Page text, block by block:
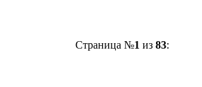
Страница №1 из 83: